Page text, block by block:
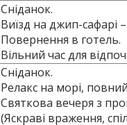
Сніданок.
Виїзд на джип-сафарі
Повернення в готель.
Вільний час для
Сніданок.
Релакс на морі,
Святкова вечеря з
(Яскраві враження,